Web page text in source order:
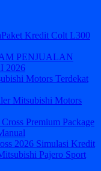
Paket Kredit Colt L300
PENJUALAN
2026
Motors Terdekat
Mitsubishi Motors
2026 Simulasi Kredit
Pajero Sport